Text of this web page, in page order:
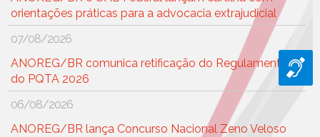
orientações práticas para a advocacia extrajudicial
07/08/2026
ANOREG/BR comunica retificação do Regulamento
do PQTA 2026
06/08/2026
ANOREG/BR lança Concurso Nacional Zeno Veloso